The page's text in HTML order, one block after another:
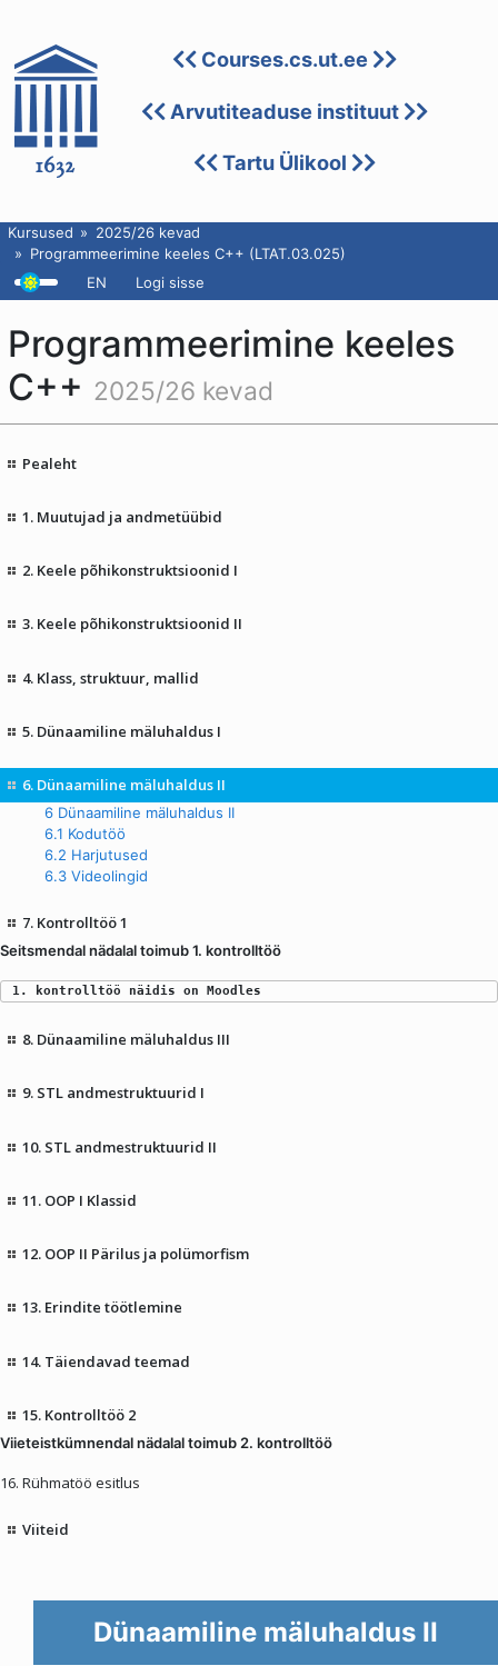
Courses.cs.ut.ee
Arvutiteaduse instituut
Tartu Ülikool
Kursused
2025/26 kevad
Programmeerimine keeles C++ (LTAT.03.025)
EN
Logi sisse
Programmeerimine keeles
C++ 2025/26 kevad
Pealeht
1. Muutujad ja andmetüübid
2. Keele põhikonstruktsioonid I
3. Keele põhikonstruktsioonid II
4. Klass, struktuur, mallid
5. Dünaamiline mäluhaldus I
6. Dünaamiline mäluhaldus II
6 Dünaamiline mäluhaldus II
6.1 Kodutöö
6.2 Harjutused
6.3 Videolingid
7. Kontrolltöö 1
Seitsmendal nädalal toimub 1. kontrolltöö
1. kontrolltöö näidis on Moodles
8. Dünaamiline mäluhaldus III
9. STL andmestruktuurid I
10. STL andmestruktuurid II
11. OOP I Klassid
12. OOP II Pärilus ja polümorfism
13. Erindite töötlemine
14. Täiendavad teemad
15. Kontrolltöö 2
Viieteistkümnendal nädalal toimub 2. kontrolltöö
16. Rühmatöö esitlus
Viiteid
Dünaamiline mäluhaldus II